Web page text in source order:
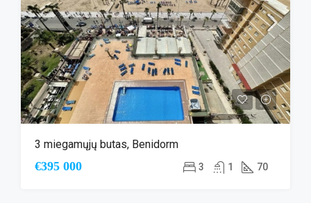
3 miegamųjų butas, Benidorm
€395 000 3 1 70